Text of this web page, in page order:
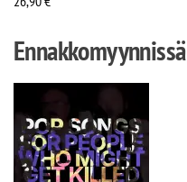
Ennakkomyynnissä